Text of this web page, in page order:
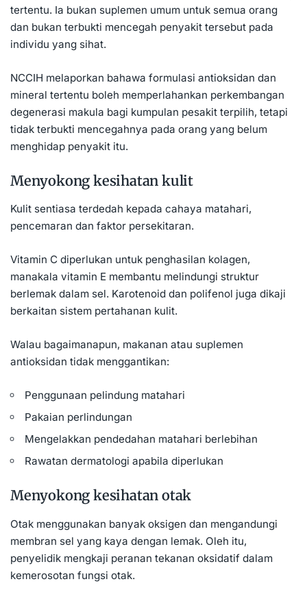
tertentu. Ia bukan suplemen umum untuk semua orang
dan bukan terbukti mencegah penyakit tersebut pada
individu yang sihat.
NCCIH melaporkan bahawa formulasi antioksidan dan
mineral tertentu boleh memperlahankan perkembangan
degenerasi makula bagi kumpulan pesakit terpilih, tetapi
tidak terbukti mencegahnya pada orang yang belum
menghidap penyakit itu.
Menyokong kesihatan kulit
Kulit sentiasa terdedah kepada cahaya matahari,
pencemaran dan faktor persekitaran.
Vitamin C diperlukan untuk penghasilan kolagen,
manakala vitamin E membantu melindungi struktur
berlemak dalam sel. Karotenoid dan polifenol juga dikaji
berkaitan sistem pertahanan kulit.
Walau bagaimanapun, makanan atau suplemen
antioksidan tidak menggantikan:
Penggunaan pelindung matahari
Pakaian perlindungan
Mengelakkan pendedahan matahari berlebihan
Rawatan dermatologi apabila diperlukan
Menyokong kesihatan otak
Otak menggunakan banyak oksigen dan mengandungi
membran sel yang kaya dengan lemak. Oleh itu,
penyelidik mengkaji peranan tekanan oksidatif dalam
kemerosotan fungsi otak.